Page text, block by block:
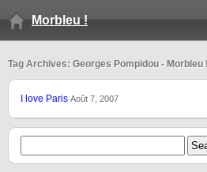
Morbleu !
Tag Archives: Georges Pompidou - Morbleu !
I love Paris Août 7, 2007